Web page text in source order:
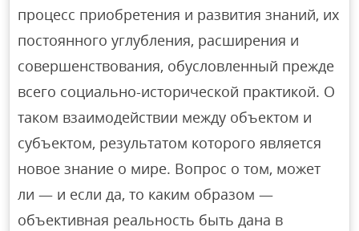
процесс приобретения и развития знаний, их
постоянного углубления, расширения и
совершенствования, обусловленный прежде
всего социально-исторической практикой. О
таком взаимодействии между объектом и
субъектом, результатом которого является
новое знание о мире. Вопрос о том, может
ли — и если да, то каким образом —
объективная реальность быть дана в